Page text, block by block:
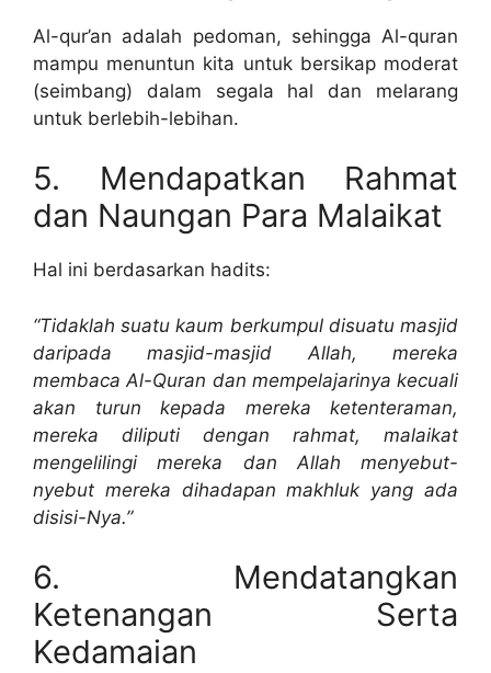
Al-qur’an adalah pedoman, sehingga Al-quran
mampu menuntun kita untuk bersikap moderat
(seimbang) dalam segala hal dan melarang
untuk berlebih-lebihan.
5. Mendapatkan Rahmat
dan Naungan Para Malaikat
Hal ini berdasarkan hadits:
“Tidaklah suatu kaum berkumpul disuatu masjid
daripada masjid-masjid Allah, mereka
membaca Al-Quran dan mempelajarinya kecuali
akan turun kepada mereka ketenteraman,
mereka diliputi dengan rahmat, malaikat
mengelilingi mereka dan Allah menyebut-
nyebut mereka dihadapan makhluk yang ada
disisi-Nya.”
6. Mendatangkan
Ketenangan Serta
Kedamaian